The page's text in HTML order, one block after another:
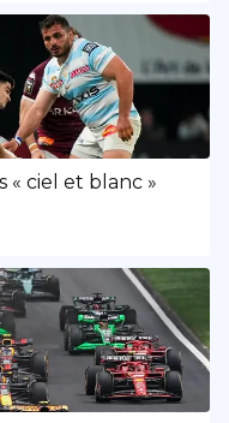
« ciel et blanc »